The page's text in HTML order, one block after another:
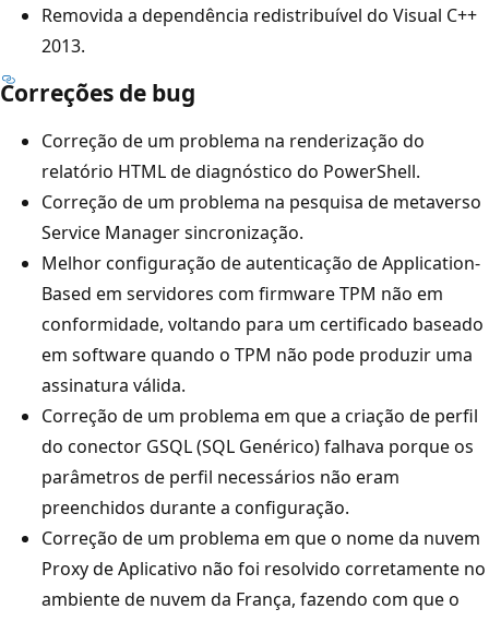
Removida a dependência redistribuível do Visual C++
2013.
Correções de bug
Correção de um problema na renderização do
relatório HTML de diagnóstico do PowerShell.
Correção de um problema na pesquisa de metaverso
Service Manager sincronização.
Melhor configuração de autenticação de Application-
Based em servidores com firmware TPM não em
conformidade, voltando para um certificado baseado
em software quando o TPM não pode produzir uma
assinatura válida.
Correção de um problema em que a criação de perfil
do conector GSQL (SQL Genérico) falhava porque os
parâmetros de perfil necessários não eram
preenchidos durante a configuração.
Correção de um problema em que o nome da nuvem
Proxy de Aplicativo não foi resolvido corretamente no
ambiente de nuvem da França, fazendo com que o